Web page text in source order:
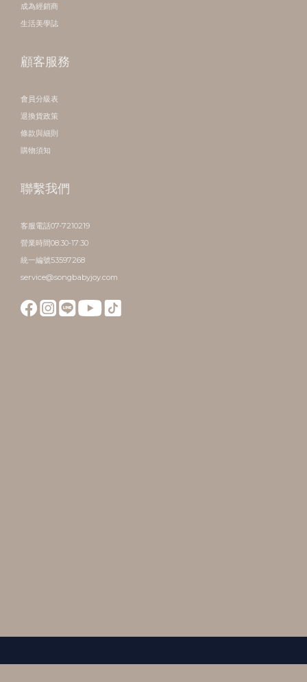
成為經銷商
生活美學誌
顧客服務
會員分級表
退換貨政策
條款與細則
購物須知
聯繫我們
客服電話07-7210219
營業時間08:30-17:30
統一編號53597268
service@songbabyjoy.com